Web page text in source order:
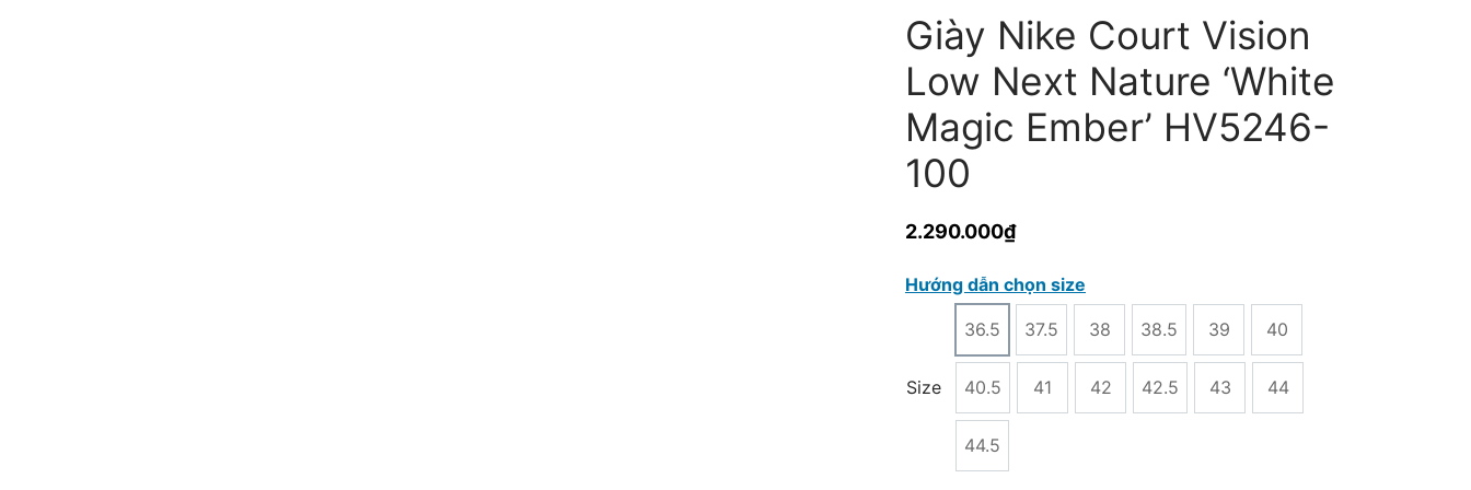
Giày Nike Court Vision
Low Next Nature ‘White
Magic Ember’ HV5246-
100
2.290.000₫
Hướng dẫn chọn size
Size
36.5 37.5 38 38.5 39 40
40.5 41 42 42.5 43 44
44.5